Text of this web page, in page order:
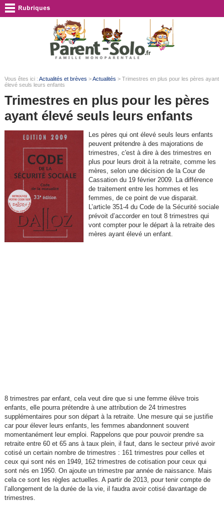
Vous êtes ici : Actualités et brèves >Actualités > Trimestres en plus pour les pères ayant
élevé seuls leurs enfants
Trimestres en plus pour les pères
ayant élevé seuls leurs enfants
Les pères qui ont élevé seuls leurs enfants
peuvent prétendre à des majorations de
trimestres, c'est à dire à des trimestres en
plus pour leurs droit à la retraite, comme les
mères, selon une décision de la Cour de
Cassation du 19 février 2009. La différence
de traitement entre les hommes et les
femmes, de ce point de vue disparait.
L’article 351-4 du Code de la Sécurité sociale
prévoit d’accorder en tout 8 trimestres qui
vont compter pour le départ à la retraite des
mères ayant élevé un enfant.
8 trimestres par enfant, cela veut dire que si une femme élève trois
enfants, elle pourra prétendre à une attribution de 24 trimestres
supplémentaires pour son départ à la retraite. Une mesure qui se justifie
car pour élever leurs enfants, les femmes abandonnent souvent
momentanément leur emploi. Rappelons que pour pouvoir prendre sa
retraite entre 60 et 65 ans à taux plein, il faut, dans le secteur privé avoir
cotisé un certain nombre de trimestres : 161 trimestres pour celles et
ceux qui sont nés en 1949, 162 trimestres de cotisation pour ceux qui
sont nés en 1950. On ajoute un trimestre par année de naissance. Mais
cela ce sont les règles actuelles. A partir de 2013, pour tenir compte de
l’allongement de la durée de la vie, il faudra avoir cotisé davantage de
trimestres.